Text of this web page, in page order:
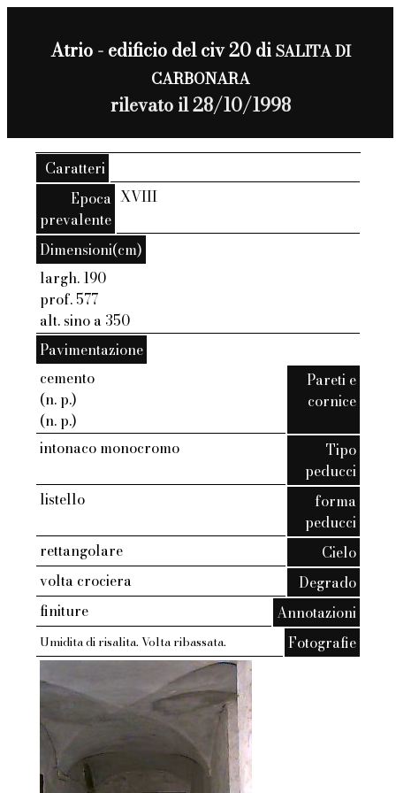
Atrio - edificio del civ 20 diSALITA DI
CARBONARA
rilevato il 28/10/1998
Caratteri
Epoca
prevalente
XVIII
Dimensioni(cm)
largh. 190
prof. 577
alt. sino a 350
Pavimentazione
cemento
(n. p.)
(n. p.)
Pareti e
cornice
intonaco monocromo
Tipo
peducci
listello
forma
peducci
rettangolare
Cielo
volta crociera
Degrado
finiture
Annotazioni
Umidita di risalita. Volta ribassata. Fotografie